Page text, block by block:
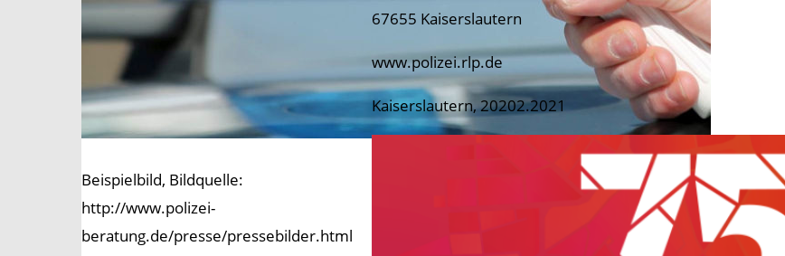
Beispielbild, Bildquelle:
http://www.polizei-
beratung.de/presse/pressebilder.html
67655 Kaiserslautern
www.polizei.rlp.de
Kaiserslautern, 20202.2021